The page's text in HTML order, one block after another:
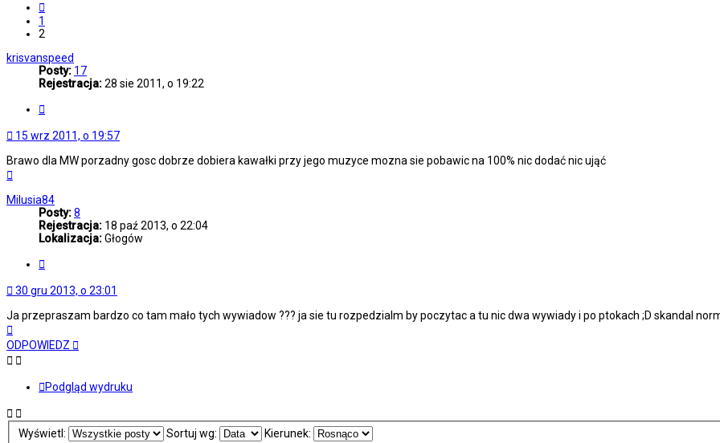
1
2
krisvanspeed
Posty: 17
Rejestracja:28 sie 2011, o 19:22
15 wrz 2011, o 19:57
Brawo dla MW porzadny gosc dobrze dobiera kawałki przy jego muzyce mozna sie pobawic na 100% nic dodać nic ująć
Milusia84
Posty:8
Rejestracja: 18 paź 2013, o 22:04
Lokalizacja:Głogów
30 gru 2013, o 23:01
Ja przepraszam bardzo co tam mało tych wywiadow ??? ja sie tu rozpedzialm by poczytac a tu nic dwa wywiady i po ptokach ;D skandal
górę
ODPOWIEDZ
Podgląd wydruku
Wyświetl: Sortuj wg: Kierunek: